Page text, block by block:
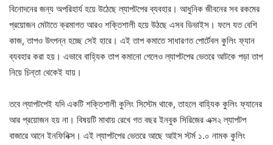
বিনোদনের জন্য অপরিহার্য হয়ে উঠেছে ল্যাপটপের ব্যবহার। আধুনিক জীবনের সব রকমের
প্রয়োজন মেটাতে ক্রমাগত আরও শক্তিশালী হয়ে উঠছে এসব ডিভাইস। ফলে যত বেশি
কাজ, তাপও উৎপন্ন হচ্ছে সেই হারে। এই তাপ কমাতে সাধারণত পোর্টেবল কুলিং ফ্যান
ব্যবহার করা হয়। এভাবে বাহ্যিক তাপ কমানো গেলেও ল্যাপটপের ভেতরে আটকে পড়া তাপ
নিয়ে চিন্তা থেকেই যায়।
তবে ল্যাপটপেই যদি একটি শক্তিশালী কুলিং সিস্টেম থাকে, তাহলে বাহ্যিক কুলিং ফ্যানের
আর প্রয়োজন হয় না। বিষয়টি মাথায় রেখে গত বছর ইনবুক সিরিজের এক্স২ ল্যাপটপ
বাজারে আনে ইনফিনিক্স। এই ল্যাপটপের ভেতরে আছে আইস স্টর্ম ১.০ নামক কুলিং